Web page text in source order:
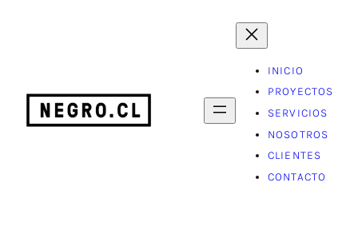
INICIO
PROYECTOS
SERVICIOS
NOSOTROS
CLIENTES
CONTACTO